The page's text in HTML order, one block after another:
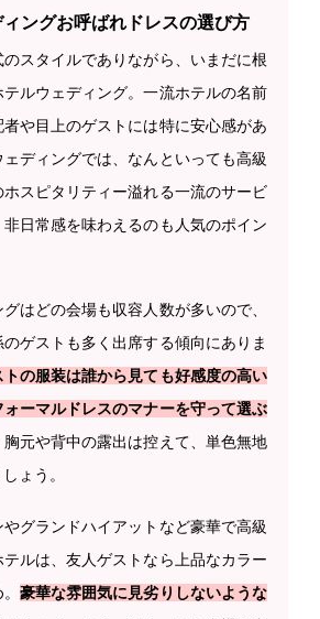
ングお呼ばれドレスの選び方
スタイルでありながら、いまだに根
ルウェディング。一流ホテルの名前
や目上のゲストには特に安心感があ
ェディングでは、なんといっても高級
スピタリティー溢れる一流のサービ
日常感を味わえるのも人気のポイン
はどの会場も収容人数が多いので、
ゲストも多く出席する傾向にありま
トの服装は誰から見ても好感度の高い
ォーマルドレスのマナーを守って選ぶ
元や背中の露出は控えて、単色無地
ょう。
やグランドハイアットなど豪華で高級
ルは、友人ゲストなら上品なカラー
豪華な雰囲気に見劣りしないような